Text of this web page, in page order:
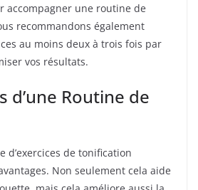
accompagner une routine de
recommandons également
au moins deux à trois fois par
vos résultats.
d’une Routine de
d’exercices de tonification
Non seulement cela aide